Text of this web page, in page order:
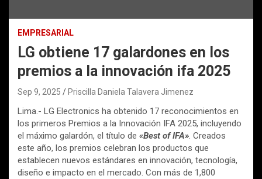
EMPRESARIAL
LG obtiene 17 galardones en los
premios a la innovación ifa 2025
Sep 9, 2025 Priscilla Daniela Talavera Jimenez
Lima.- LG Electronics ha obtenido 17 reconocimientos en
los primeros Premios a la Innovación IFA 2025, incluyendo
el máximo galardón, el título de «Best of IFA». Creados
este año, los premios celebran los productos que
establecen nuevos estándares en innovación, tecnología,
diseño e impacto en el mercado. Con más de 1,800